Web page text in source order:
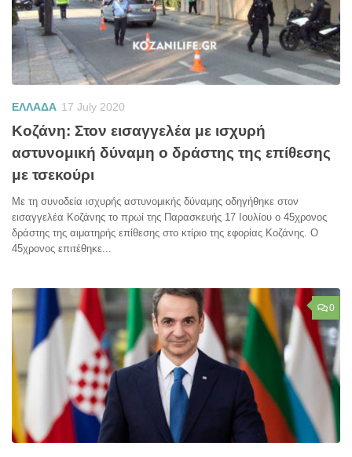
ΕΛΛΑΔΑ 17 July 2020
Κοζάνη: Στον εισαγγελέα με ισχυρή
αστυνομική δύναμη ο δράστης της επίθεσης
με τσεκούρι
Με τη συνοδεία ισχυρής αστυνομικής δύναμης οδηγήθηκε στον
εισαγγελέα Κοζάνης το πρωί της Παρασκευής 17 Ιουλίου ο 45χρονος
δράστης της αιματηρής επίθεσης στο κτίριο της εφορίας Κοζάνης. Ο
45χρονος επιτέθηκε...
0